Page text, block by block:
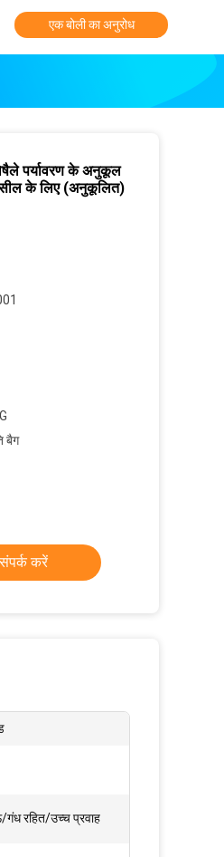
एक बोली का अनुरोध
पर्यावरण के अनुकूल
सील के लिए (अनुकूलित)
बैग
संपर्क करें
रहित/उच्च प्रवाह